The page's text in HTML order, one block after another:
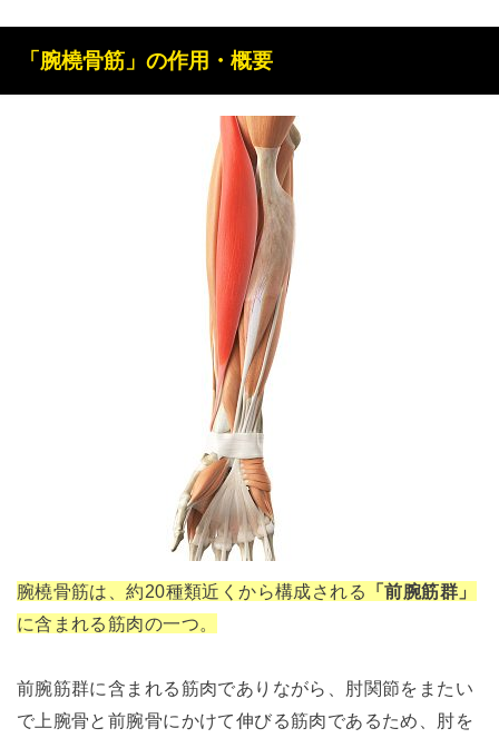
「腕橈骨筋」の作用・概要
腕橈骨筋は、約20種類近くから構成される
「前腕筋群」
に含まれる筋肉の一つ。
前腕筋群に含まれる筋肉でありながら、肘関節をまたい
で上腕骨と前腕骨にかけて伸びる筋肉であるため、肘を